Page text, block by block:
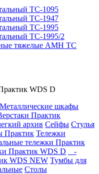
TC-1095
TC-1947
TC-1995
TC-1995/2
тяжелые AMH TC
WDS D
Металлические шкафы
Практик
архив Сейфы Стулья
Практик Тележки
тележки Практик
Практик WDS D
-
WDS NEW Тумбы для
Столы